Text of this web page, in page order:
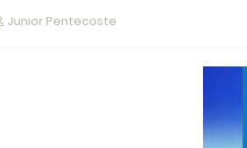
Junior Pentecoste